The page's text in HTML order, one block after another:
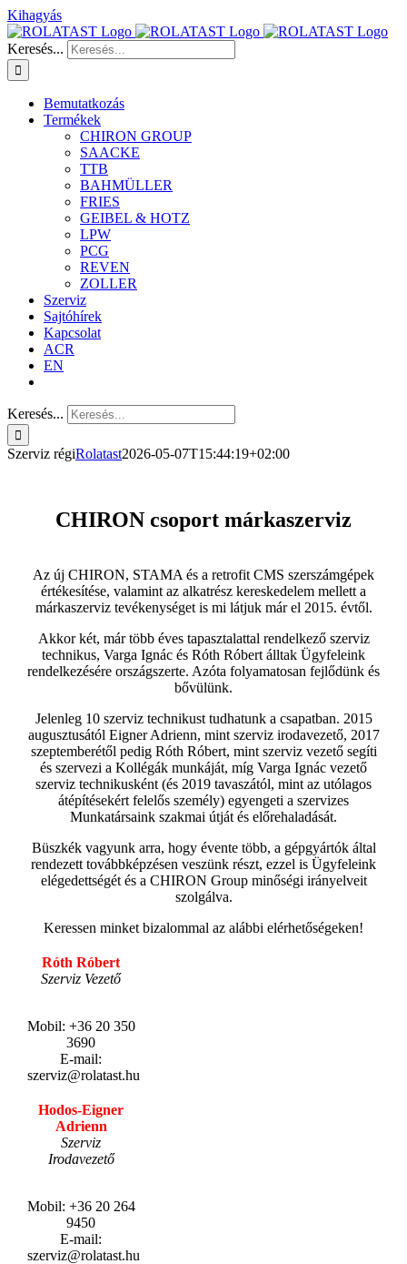
Kihagyás
Keresés...
Bemutatkozás
Termékek
CHIRON GROUP
SAACKE
TTB
BAHMÜLLER
FRIES
GEIBEL & HOTZ
LPW
PCG
REVEN
ZOLLER
Szerviz
Sajtóhírek
Kapcsolat
ACR
EN
Keresés...
Szerviz régiRolatast2026-05-07T15:44:19+02:00
CHIRON csoport márkaszerviz
Az új CHIRON, STAMA és a retrofit CMS szerszámgépek
értékesítése, valamint az alkatrész kereskedelem mellett a
márkaszerviz tevékenységet is mi látjuk már el 2015. évtől.
Akkor két, már több éves tapasztalattal rendelkező szerviz
technikus, Varga Ignác és Róth Róbert álltak Ügyfeleink
rendelkezésére országszerte. Azóta folyamatosan fejlődünk és
bővülünk.
Jelenleg 10 szerviz technikust tudhatunk a csapatban. 2015
augusztusától Eigner Adrienn, mint szerviz irodavezető, 2017
szeptemberétől pedig Róth Róbert, mint szerviz vezető segíti
és szervezi a Kollégák munkáját, míg Varga Ignác vezető
szerviz technikusként (és 2019 tavaszától, mint az utólagos
átépítésekért felelős személy) egyengeti a szervizes
Munkatársaink szakmai útját és előrehaladását.
Büszkék vagyunk arra, hogy évente több, a gépgyártók által
rendezett továbbképzésen veszünk részt, ezzel is Ügyfeleink
elégedettségét és a CHIRON Group minőségi irányelveit
szolgálva.
Keressen minket bizalommal az alábbi elérhetőségeken!
Róth Róbert
Szerviz Vezető
Mobil: +36 20 350
3690
E-mail:
szerviz@rolatast.hu
Hodos-Eigner
Adrienn
Szerviz
Irodavezető
Mobil: +36 20 264
9450
E-mail:
szerviz@rolatast.hu